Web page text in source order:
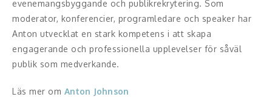
evenemangsbyggande och publikrekrytering. Som
moderator, konferencier, programledare och speaker har
Anton utvecklat en stark kompetens i att skapa
engagerande och professionella upplevelser för såväl
publik som medverkande.
Läs mer om Anton Johnson